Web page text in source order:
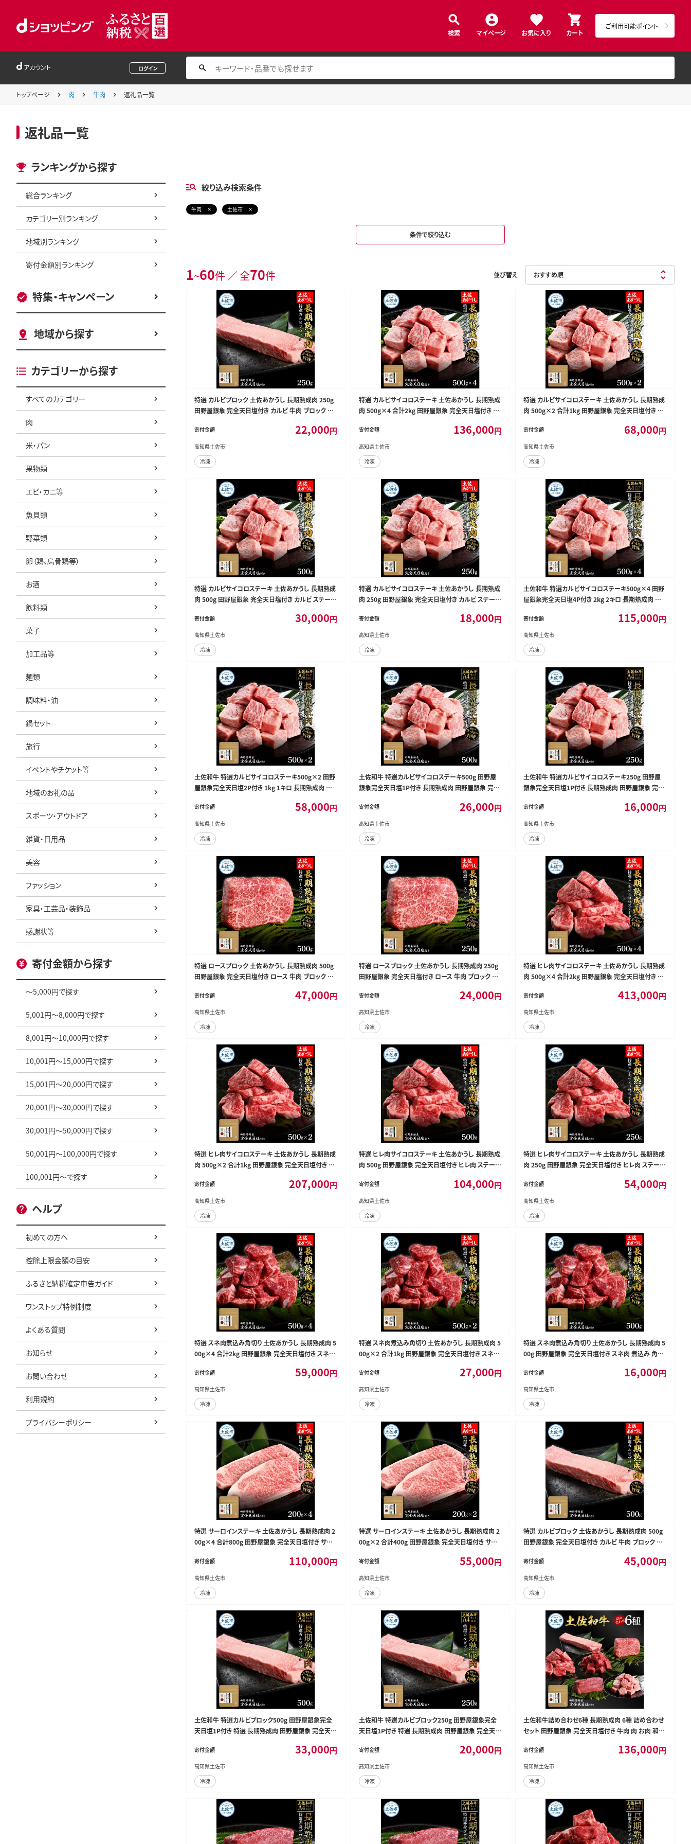
検索 マイページ お気に入り カート
ご利用可能ポイント
アカウント ログイン
トップページ 肉 牛肉 返礼品一覧
返礼品一覧
ランキングから探す
総合ランキング
カテゴリー別ランキング
地域別ランキング
寄付金額別ランキング
特集・キャンペーン
地域から探す
カテゴリーから探す
すべてのカテゴリー
肉
米・パン
果物類
エビ・カニ等
魚貝類
野菜類
卵（鶏、烏骨鶏等）
お酒
飲料類
菓子
加工品等
麺類
調味料・油
鍋セット
旅行
イベントやチケット等
地域のお礼の品
スポーツ・アウトドア
雑貨・日用品
美容
ファッション
家具・工芸品・装飾品
感謝状等
寄付金額から探す
～5,000円で探す
5,001円～8,000円で探す
8,001円～10,000円で探す
10,001円～15,000円で探す
15,001円～20,000円で探す
20,001円～30,000円で探す
30,001円～50,000円で探す
50,001円～100,000円で探す
100,001円～で探す
ヘルプ
初めての方へ
控除上限金額の目安
ふるさと納税確定申告ガイド
ワンストップ特例制度
よくある質問
お知らせ
お問い合わせ
利用規約
プライバシーポリシー
絞り込み検索条件
牛肉 土佐市
条件で絞り込む
1~60件 ／ 全70件 並び替え
特選 カルビブロック 土佐あかうし 長期熟成肉 250g
田野屋銀象 完全天日塩付き カルビ 牛肉 ブロック 肉
会社LATERAL】 [BQAU009]
寄付金額 22,000円
高知県土佐市
冷凍
特選 カルビサイコロステーキ 土佐あかうし 長期熟成
肉 500g×4 合計2kg 田野屋銀象 完全天日塩付き カ
会社LATERAL】 [BQAU008]
寄付金額 136,000円
高知県土佐市
冷凍
特選 カルビサイコロステーキ 土佐あかうし 長期熟成
肉 500g×2 合計1kg 田野屋銀象 完全天日塩付き カ
【株式会社LATERAL】 [BQAU007]
寄付金額 68,000円
高知県土佐市
冷凍
特選 カルビサイコロステーキ 土佐あかうし 長期熟成
肉 500g 田野屋銀象 完全天日塩付き カルビ ステーキ
L】 [BQAU006]
寄付金額 30,000円
高知県土佐市
冷凍
特選 カルビサイコロステーキ 土佐あかうし 長期熟成
肉 250g 田野屋銀象 完全天日塩付き カルビ ステーキ
L】 [BQAU005]
寄付金額 18,000円
高知県土佐市
冷凍
土佐和牛 特選カルビサイコロステーキ500g×4 田野
屋銀象完全天日塩4P付き 2kg 2キロ 長期熟成肉 田
牛【株式会社LATERAL】 [BQAU039]
寄付金額 115,000円
高知県土佐市
冷凍
土佐和牛 特選カルビサイコロステーキ500g×2 田野
屋銀象完全天日塩2P付き 1kg 1キロ 長期熟成肉 田
牛【株式会社LATERAL】 [BQAU038]
寄付金額 58,000円
高知県土佐市
冷凍
土佐和牛 特選カルビサイコロステーキ500g 田野屋
銀象完全天日塩1P付き 長期熟成肉 田野屋銀象 完全
【株式会社LATERAL】 [BQAU037]
寄付金額 26,000円
高知県土佐市
冷凍
土佐和牛 特選カルビサイコロステーキ250g 田野屋
銀象完全天日塩1P付き 長期熟成肉 田野屋銀象 完全
熟成肉【株式会社LATERAL】 [BQAU036]
寄付金額 16,000円
高知県土佐市
冷凍
特選 ロースブロック 土佐あかうし 長期熟成肉 500g
田野屋銀象 完全天日塩付き ロース 牛肉 ブロック 肉
会社LATERAL】 [BQAU024]
寄付金額 47,000円
高知県土佐市
冷凍
特選 ロースブロック 土佐あかうし 長期熟成肉 250g
田野屋銀象 完全天日塩付き ロース 牛肉 ブロック 肉
会社LATERAL】 [BQAU022]
寄付金額 24,000円
高知県土佐市
冷凍
特選 ヒレ肉サイコロステーキ 土佐あかうし 長期熟成
肉 500g×4 合計2kg 田野屋銀象 完全天日塩付き ヒ
【株式会社LATERAL】 [BQAU021]
寄付金額 413,000円
高知県土佐市
冷凍
特選 ヒレ肉サイコロステーキ 土佐あかうし 長期熟成
肉 500g×2 合計1kg 田野屋銀象 完全天日塩付き ヒ
【株式会社LATERAL】 [BQAU020]
寄付金額 207,000円
高知県土佐市
冷凍
特選 ヒレ肉サイコロステーキ 土佐あかうし 長期熟成
肉 500g 田野屋銀象 完全天日塩付き ヒレ肉 ステーキ
【株式会社LATERAL】 [BQAU019]
寄付金額 104,000円
高知県土佐市
冷凍
特選 ヒレ肉サイコロステーキ 土佐あかうし 長期熟成
肉 250g 田野屋銀象 完全天日塩付き ヒレ肉 ステーキ
【株式会社LATERAL】 [BQAU018]
寄付金額 54,000円
高知県土佐市
冷凍
特選 スネ肉煮込み角切り 土佐あかうし 長期熟成肉 5
00g×4 合計2kg 田野屋銀象 完全天日塩付き スネ肉
式会社LATERAL】 [BQAU017]
寄付金額 59,000円
高知県土佐市
冷凍
特選 スネ肉煮込み角切り 土佐あかうし 長期熟成肉 5
00g×2 合計1kg 田野屋銀象 完全天日塩付き スネ肉
式会社LATERAL】 [BQAU016]
寄付金額 27,000円
高知県土佐市
冷凍
特選 スネ肉煮込み角切り 土佐あかうし 長期熟成肉 5
00g 田野屋銀象 完全天日塩付き スネ肉 煮込み 角切
会社LATERAL】 [BQAU015]
寄付金額 16,000円
高知県土佐市
冷凍
特選 サーロインステーキ 土佐あかうし 長期熟成肉 2
00g×4 合計800g 田野屋銀象 完全天日塩付き サー
式会社LATERAL】 [BQAU013]
寄付金額 110,000円
高知県土佐市
冷凍
特選 サーロインステーキ 土佐あかうし 長期熟成肉 2
00g×2 合計400g 田野屋銀象 完全天日塩付き サー
式会社LATERAL】 [BQAU012]
寄付金額 55,000円
高知県土佐市
冷凍
特選 カルビブロック 土佐あかうし 長期熟成肉 500g
田野屋銀象 完全天日塩付き カルビ 牛肉 ブロック 肉
会社LATERAL】 [BQAU011]
寄付金額 45,000円
高知県土佐市
冷凍
土佐和牛 特選カルビブロック500g 田野屋銀象完全
天日塩1P付き 特選 長期熟成肉 田野屋銀象 完全天日
式会社LATERAL】 [BQAU042]
寄付金額 33,000円
高知県土佐市
冷凍
土佐和牛 特選カルビブロック250g 田野屋銀象完全
天日塩1P付き 特選 長期熟成肉 田野屋銀象 完全天日
成肉【株式会社LATERAL】 [BQAU040]
寄付金額 20,000円
高知県土佐市
冷凍
土佐和牛詰め合わせ6種 長期熟成肉 6種 詰め合わせ
セット 田野屋銀象 完全天日塩付き 牛肉 肉 お肉 和牛
ATERAL】 [BQAU063]
寄付金額 136,000円
高知県土佐市
冷凍